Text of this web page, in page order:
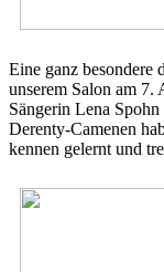
Eine ganz besondere
unserem Salon am 7.
Sängerin Lena
Derenty-Camenen
kennen gelernt und